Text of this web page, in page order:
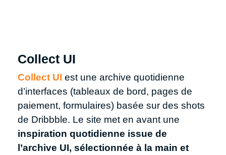
Collect UI
Collect UI est une archive quotidienne
d’interfaces (tableaux de bord, pages de
paiement, formulaires) basée sur des shots
de Dribbble. Le site met en avant une
inspiration quotidienne issue de
l’archive UI, sélectionnée à la main et